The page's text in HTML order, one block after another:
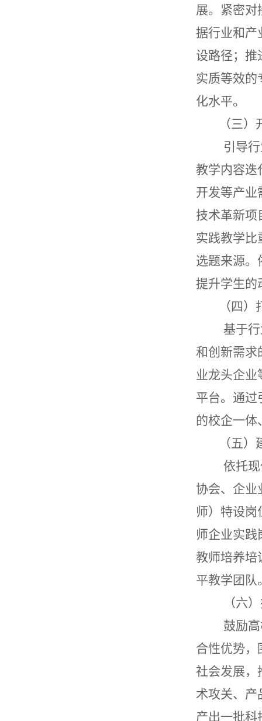
展。紧密对
据行业和产
设路径；推
实质等效的
化水平。
（三
引导行
教学内容迭
开发等产业
技术革新项
实践教学比
选题来源。
提升学生的
（四
基于行
和创新需求
业龙头企
平台。通过
的校企一体
（五
依托现
协会、企业
师）特设
师企业实
教师培养培
平教学团队
（六）
鼓励高
合性优势，
社会发展，
术攻关、产
产出一批科